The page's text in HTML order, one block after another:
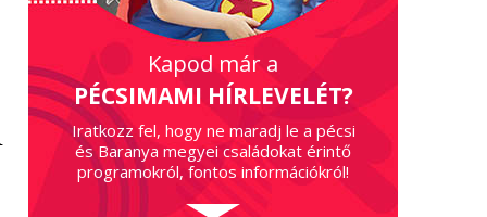
Kapod már a
PÉCSIMAMI HÍRLEVELÉT?
Iratkozz fel, hogy ne maradj le a pécsi
és Baranya megyei családokat érintő
programokról, fontos információkról!